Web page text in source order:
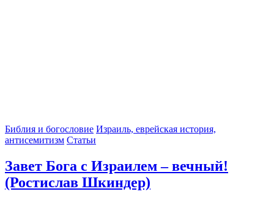
Библия и богословие Израиль, еврейская история,
антисемитизм Статьи
Завет Бога с Израилем – вечный!
(Ростислав Шкиндер)